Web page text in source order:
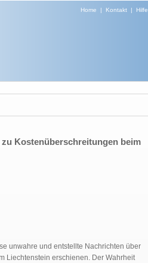
Home | Kontakt| Hilfe
Kostenüberschreitungen beim
unwahre und entstellte Nachrichten über
Liechtenstein erschienen. Der Wahrheit